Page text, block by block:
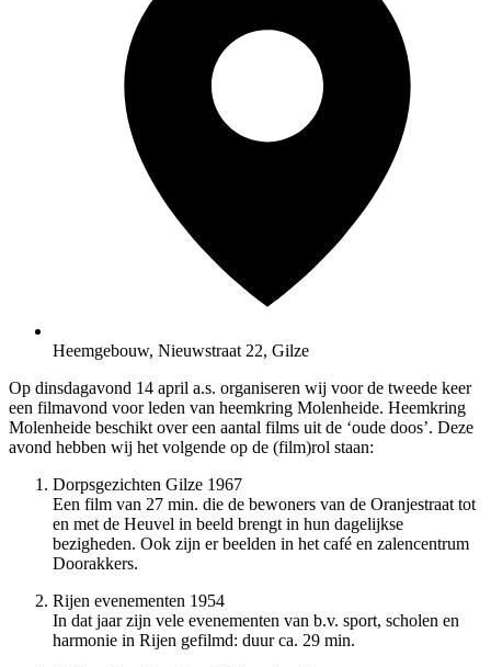
Heemgebouw, Nieuwstraat 22, Gilze
Op dinsdagavond 14 april a.s. organiseren wij voor de tweede keer
een filmavond voor leden van heemkring Molenheide. Heemkring
Molenheide beschikt over een aantal films uit de ‘oude doos’. Deze
avond hebben wij het volgende op de (film)rol staan:
Dorpsgezichten Gilze 1967
Een film van 27 min. die de bewoners van de Oranjestraat tot
en met de Heuvel in beeld brengt in hun dagelijkse
bezigheden. Ook zijn er beelden in het café en zalencentrum
Doorakkers.
Rijen evenementen 1954
In dat jaar zijn vele evenementen van b.v. sport, scholen en
harmonie in Rijen gefilmd: duur ca. 29 min.